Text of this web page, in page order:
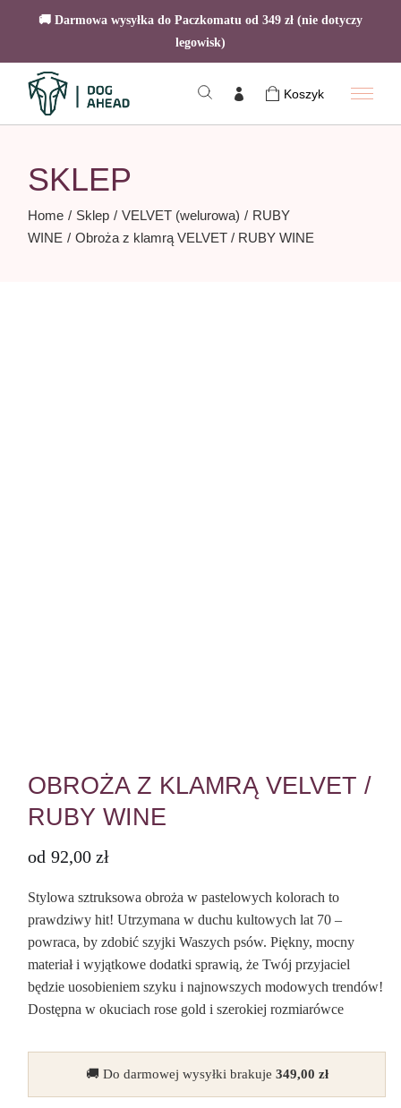
🚚 Darmowa wysyłka do Paczkomatu od 349 zł (nie dotyczy
legowisk)
content
Koszyk
SKLEP
Home Sklep VELVET (welurowa)
RUBY
WINE
Obroża z klamrą VELVET / RUBY WINE
OBROŻA Z KLAMRĄ VELVET /
RUBY WINE
od 92,00 zł
Stylowa sztruksowa obroża w pastelowych kolorach to
prawdziwy hit! Utrzymana w duchu kultowych lat 70 –
powraca, by zdobić szyjki Waszych psów. Piękny, mocny
materiał i wyjątkowe dodatki sprawią, że Twój przyjaciel
będzie uosobieniem szyku i najnowszych modowych trendów!
Dostępna w okuciach rose gold i szerokiej rozmiarówce
🚚 Do darmowej wysyłki brakuje 349,00 zł